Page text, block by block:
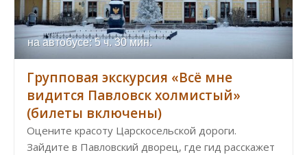
на автобусе: 5 ч. 30 мин.
Групповая экскурсия «Всё мне
видится Павловск холмистый»
(билеты включены)
Оцените красоту Царскосельской дороги.
Зайдите в Павловский дворец, где гид расскажет